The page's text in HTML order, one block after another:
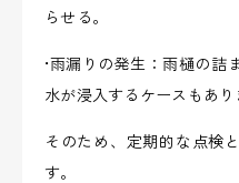
らせる。
•雨漏りの発生：雨樋の詰
水が浸入するケースもあり
そのため、定期的な点検
す。